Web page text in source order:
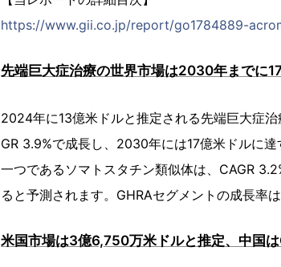
https://www.gii.co.jp/report/go1784889-
先端巨大症治療の世界市場は2030年までに
2024年に13億米ドルと推定される先端巨大症
GR 3.9%で成長し、2030年には17億米ドルに
一つであるソマトスタチン類似体は、CAGR
ると予測されます。GHRAセグメントの成長率
米国市場は3億6,750万米ドルと推定、中国